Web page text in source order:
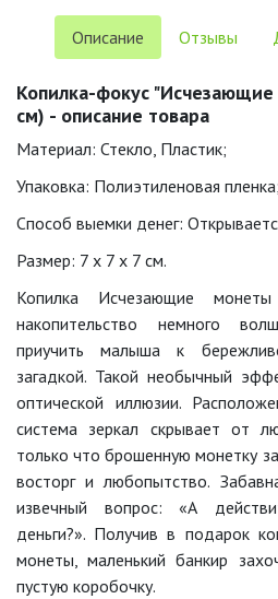
Описание Отзывы
Копилка-фокус
см) - описание товара
Материал: Стекло, Пластик;
Упаковка: Полиэтиленовая пленка;
Способ выемки денег:
Размер: 7 x 7 x 7 см.
Копилка Исчезающие
накопительство немного
приучить малыша к
загадкой. Такой необычный
оптической иллюзии.
система зеркал скрывает от
только что брошенную монетку
восторг и любопытство.
извечный вопрос: «А
деньги?». Получив в подарок
монеты, маленький банкир
пустую коробочку.